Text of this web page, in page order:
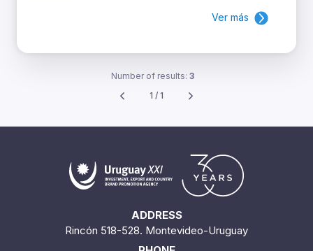
Ver más
Number of results: 3
1 / 1
ADDRESS
Rincón 518-528. Montevideo-Uruguay